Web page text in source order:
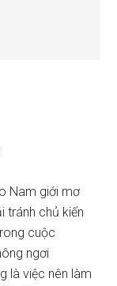
Nam giới mơ
tránh chủ kiến
cuộc
ngơi
là việc nên làm